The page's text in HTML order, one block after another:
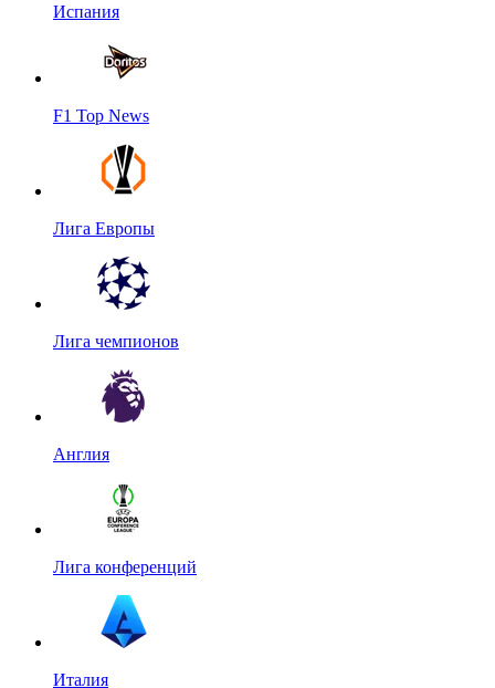
Испания
F1 Top News
Лига Европы
Лига чемпионов
Англия
Лига конференций
Италия